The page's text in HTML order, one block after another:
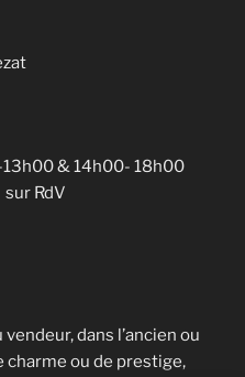
& 14h00- 18h00
RdV
dans l’ancien ou
charme ou de prestige,